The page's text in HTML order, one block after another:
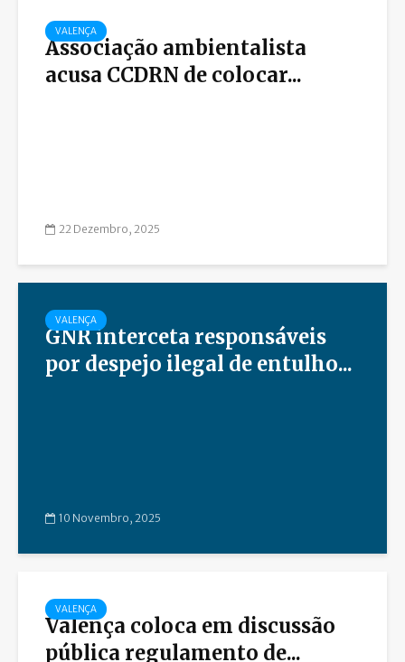
VALENÇA
Associação ambientalista
acusa CCDRN de colocar...
22 Dezembro, 2025
VALENÇA
GNR interceta responsáveis
por despejo ilegal de entulho...
10 Novembro, 2025
VALENÇA
Valença coloca em discussão
pública regulamento de...